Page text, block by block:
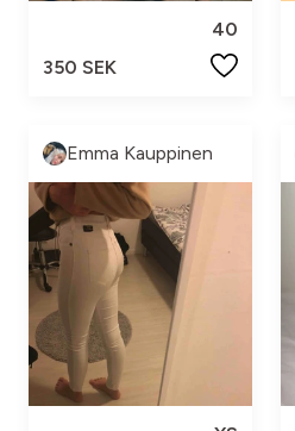
40
350 SEK
Emma Kauppinen